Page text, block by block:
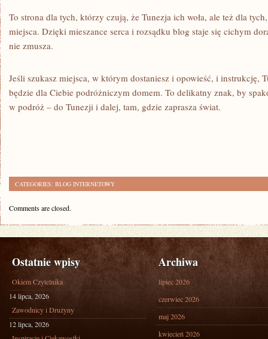
To strona dla tych, którzy czują, że Tunezja ich woła, ale też dla
miejsca. Dzięki mieszance serca i rozsądku blog staje się cichym
nie zmusza.
Jeśli szukasz miejsca, w którym dostaniesz i opowieść, i instrukcję,
będzie dla Ciebie podróżniczym domem. To delikatny znak, by
w podróż – do Tunezji i dalej, tam, gdzie zaprasza świat.
CATEGORIES: BLOG INTERNETOWY
Comments are closed.
Ostatnie wpisy
Okiem Czytelnika
14 lipca, 2026
Zawodnicy i Drużyny
12 lipca, 2026
Archiwa
lipiec 2026
czerwiec 2026
maj 2026
kwiecień 2026